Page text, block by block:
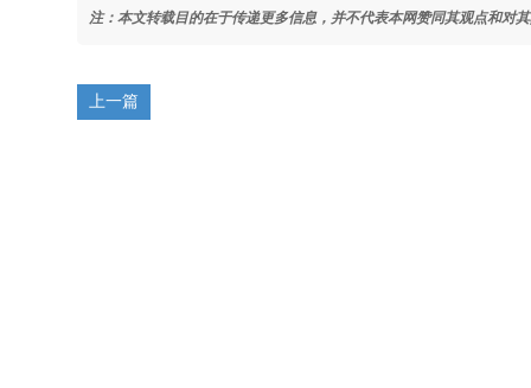
注：本文转载目的在于传递更多信息，并不代表本网赞同其观点和对
上一篇